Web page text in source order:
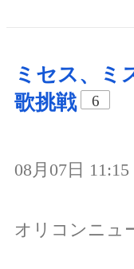
ミセス、ミ
歌挑戦
6
08月07日 11:15
オリコンニュ